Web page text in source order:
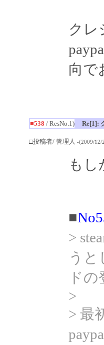
クレ
向で
■538 / ResNo.1) Re[1]:
□投稿者/ 管理人 -(2009/12/
もし
■
>
うと
ド
>
> 最